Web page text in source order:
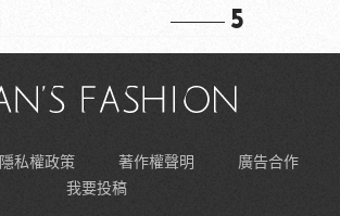
5
隱私權政策 著作權聲明
廣告合作
我要投稿